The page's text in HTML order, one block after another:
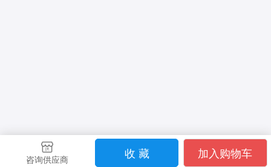
咨询供应商 收 藏 加入购物车